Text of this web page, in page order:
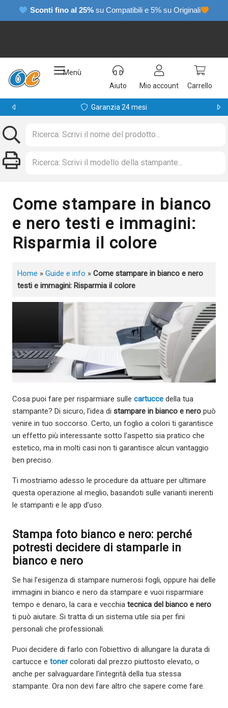
Sconti fino al 25% su Compatibili e 5% su Originali
Menù
Aiuto
Mio account Carrello
Garanzia 24 mesi
Come stampare in bianco
e nero testi e immagini:
Risparmia il colore
Home » Guide e info » Come stampare in bianco e nero
testi e immagini: Risparmia il colore
Cosa puoi fare per risparmiare sulle cartucce della tua
stampante? Di sicuro, l’idea di stampare in bianco e nero può
venire in tuo soccorso. Certo, un foglio a colori ti garantisce
un effetto più interessante sotto l’aspetto sia pratico che
estetico, ma in molti casi non ti garantisce alcun vantaggio
ben preciso.
Ti mostriamo adesso le procedure da attuare per ultimare
questa operazione al meglio, basandoti sulle varianti inerenti
le stampanti e le app d’uso.
Stampa foto bianco e nero: perché
potresti decidere di stamparle in
bianco e nero
Se hai l’esigenza di stampare numerosi fogli, oppure hai delle
immagini in bianco e nero da stampare e vuoi risparmiare
tempo e denaro, la cara e vecchia tecnica del bianco e nero
ti può aiutare. Si tratta di un sistema utile sia per fini
personali che professionali.
Puoi decidere di farlo con l’obiettivo di allungare la durata di
cartucce e tonercolorati dal prezzo piuttosto elevato, o
anche per salvaguardare l’integrità della tua stessa
stampante. Ora non devi fare altro che sapere come fare.